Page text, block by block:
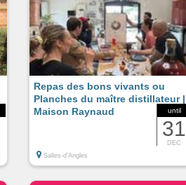
until
31
DEC
Repas des bons vivants ou
Planches du maître distillateur |
Maison Raynaud
Salles-d'Angles